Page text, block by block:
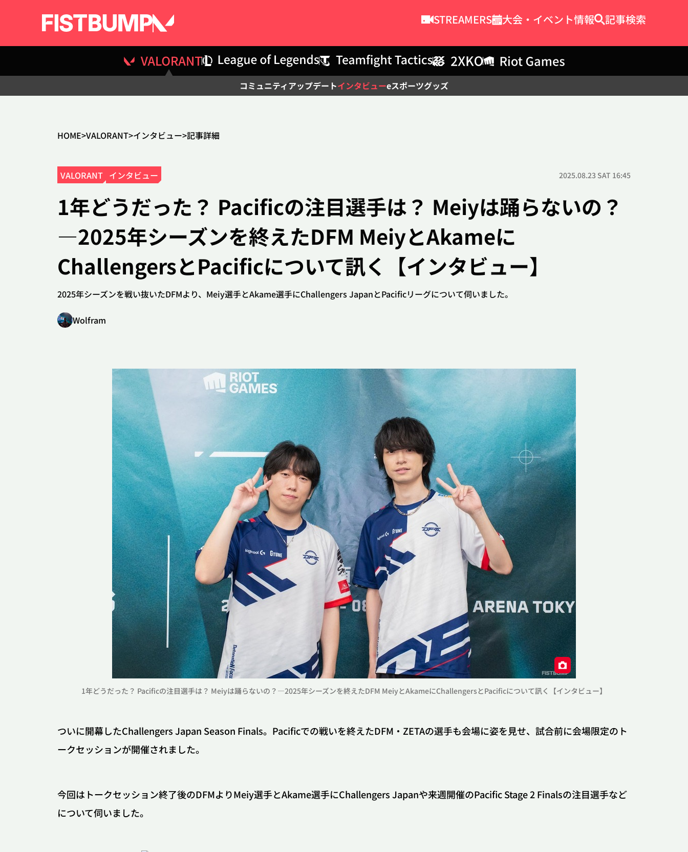
STREAMERS 大会・イベント情報 記事検索
コミュニティアップデートインタビューeスポーツグッズ
#2XKO #DetonatioN FocusMe #The k4sen #VALORANT
#League of Legends
#Challengers Japan
#メル #スキン #ZETA DIVISION
#チームファイト タクティクス
#リーグ・オブ・レジェンド
#VCT
閉じる
HOME VALORANT インタビュー 記事詳細
VALORANT インタビュー 2025.08.23 SAT 16:45
1年どうだった？ Pacificの注目選手は？ Meiyは踊らないの？
―2025年シーズンを終えたDFM MeiyとAkameに
ChallengersとPacificについて訊く【インタビュー】
2025年シーズンを戦い抜いたDFMより、Meiy選手とAkame選手にChallengers JapanとPacificリーグについて伺いました。
Wolfram
1年どうだった？ Pacificの注目選手は？ Meiyは踊らないの？―2025年シーズンを終えたDFM MeiyとAkameにChallengersとPacificについて訊く【インタビュー】
ついに開幕したChallengers Japan Season Finals。Pacificでの戦いを終えたDFM・ZETAの選手も会場に姿を見せ、試合前に会場限定のト
ークセッションが開催されました。
今回はトークセッション終了後のDFMよりMeiy選手とAkame選手にChallengers Japanや来週開催のPacific Stage 2 Finalsの注目選手など
について伺いました。